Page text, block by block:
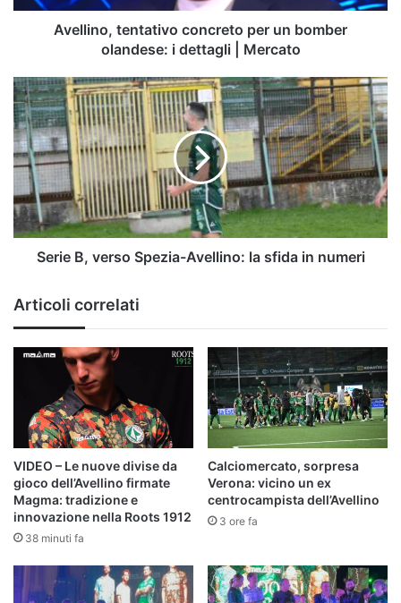
dettagli
Avellino, tentativo concreto per un bomber
olandese: i dettagli | Mercato
Serie
B,
verso
Spezia-
Avellino:
sfida
in
numeri
Serie B, verso Spezia-Avellino: la sfida in numeri
Articoli correlati
VIDEO – Le nuove divise da
gioco dell’Avellino firmate
Magma: tradizione e
innovazione nella Roots 1912
38 minuti fa
Calciomercato, sorpresa
Verona: vicino un ex
centrocampista dell’Avellino
3 ore fa